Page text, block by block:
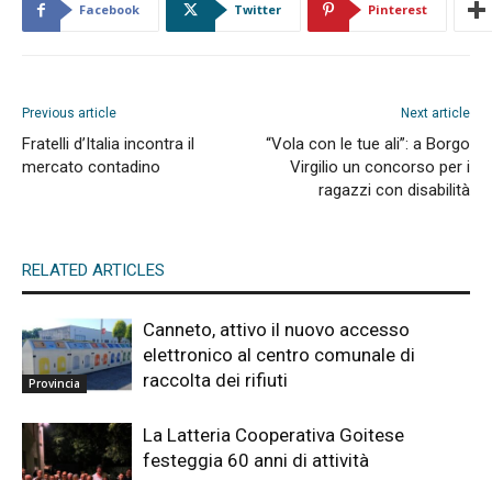
Facebook Twitter Pinterest
Previous article
Fratelli d’Italia incontra il
mercato contadino
Next article
“Vola con le tue ali”: a Borgo
Virgilio un concorso per i
ragazzi con disabilità
RELATED ARTICLES
Provincia
Canneto, attivo il nuovo accesso
elettronico al centro comunale di
raccolta dei rifiuti
La Latteria Cooperativa Goitese
festeggia 60 anni di attività